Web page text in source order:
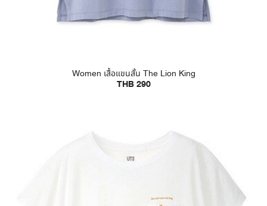
Women เสื้อแขนสั้น The Lion King
THB 290